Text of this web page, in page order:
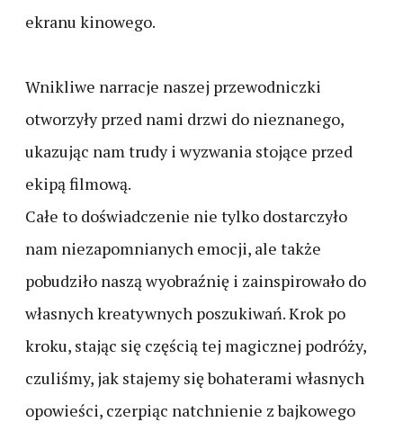
ekranu kinowego.
Wnikliwe narracje naszej przewodniczki
otworzyły przed nami drzwi do nieznanego,
ukazując nam trudy i wyzwania stojące przed
ekipą filmową.
Całe to doświadczenie nie tylko dostarczyło
nam niezapomnianych emocji, ale także
pobudziło naszą wyobraźnię i zainspirowało do
własnych kreatywnych poszukiwań. Krok po
kroku, stając się częścią tej magicznej podróży,
czuliśmy, jak stajemy się bohaterami własnych
opowieści, czerpiąc natchnienie z bajkowego